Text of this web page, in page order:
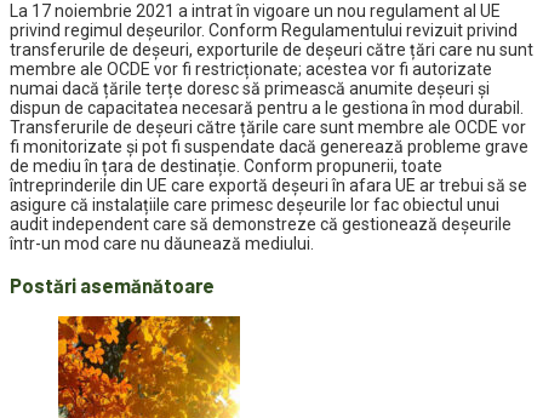
La 17 noiembrie 2021 a intrat în vigoare un nou regulament al UE
privind regimul deșeurilor. Conform Regulamentului revizuit privind
transferurile de deșeuri, exporturile de deșeuri către țări care nu sunt
membre ale OCDE vor fi restricționate; acestea vor fi autorizate
numai dacă țările terțe doresc să primească anumite deșeuri și
dispun de capacitatea necesară pentru a le gestiona în mod durabil.
Transferurile de deșeuri către țările care sunt membre ale OCDE vor
fi monitorizate și pot fi suspendate dacă generează probleme grave
de mediu în țara de destinație. Conform propunerii, toate
întreprinderile din UE care exportă deșeuri în afara UE ar trebui să se
asigure că instalațiile care primesc deșeurile lor fac obiectul unui
audit independent care să demonstreze că gestionează deșeurile
într-un mod care nu dăunează mediului.
Postări asemănătoare